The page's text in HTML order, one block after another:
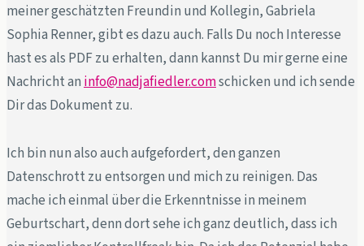
meiner geschätzten Freundin und Kollegin, Gabriela
Sophia Renner, gibt es dazu auch. Falls Du noch Interesse
hast es als PDF zu erhalten, dann kannst Du mir gerne eine
Nachricht an info@nadjafiedler.comschicken und ich sende
Dir das Dokument zu.
Ich bin nun also auch aufgefordert, den ganzen
Datenschrott zu entsorgen und mich zu reinigen. Das
mache ich einmal über die Erkenntnisse in meinem
Geburtschart, denn dort sehe ich ganz deutlich, dass ich